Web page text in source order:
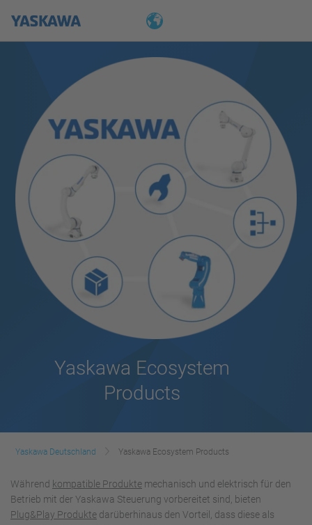
Yaskawa Ecosystem
Products
Yaskawa Deutschland Yaskawa Ecosystem Products
Während kompatible Produkte mechanisch und elektrisch für den
Betrieb mit der Yaskawa Steuerung vorbereitet sind, bieten
Plug&Play Produkte darüberhinaus den Vorteil, dass diese als